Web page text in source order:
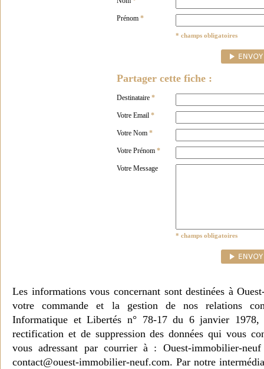
Prénom *
* champs obligatoires
Partager cette fiche :
Destinataire *
Votre Email *
Votre Nom *
Votre Prénom *
Votre Message
* champs obligatoires
Les informations vous concernant sont destinées à
votre commande et la gestion de nos relations
Informatique et Libertés n° 78-17 du 6 janvier 1978,
rectification et de suppression des données qui vous
vous adressant par courrier à : Ouest-immobilier-
contact@ouest-immobilier-neuf.com. Par notre